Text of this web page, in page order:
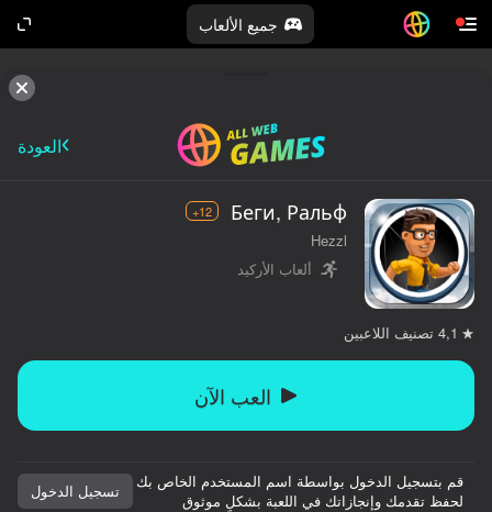
جميع الألعاب
العودة
Беги, Ральф
12+
Hezzl
ألعاب الأركيد
4,1 تصنيف اللاعبين
العب الآن
قم بتسجيل الدخول بواسطة اسم المستخدم الخاص بك
لحفظ تقدمك وإنجازاتك في اللعبة بشكلٍ موثوق
تسجيل الدخول